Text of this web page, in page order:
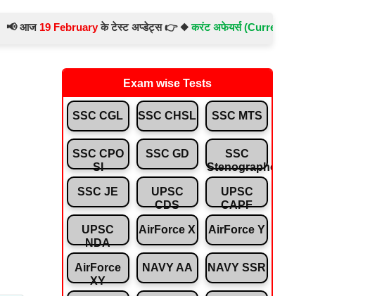
19 Februaryके टेस्ट अप्डेट्स 👉 ◆करंट अफेयर्स (Current Affairs) -
Exam wise Tests
SSC CGL SSC CHSL SSC MTS
SSC CPO
SI
SSC GD
SSC
Stenographer
SSC JE
UPSC
CDS
UPSC
CAPF
UPSC
NDA
AirForce X AirForce Y
AirForce
XY
NAVY AA NAVY SSR